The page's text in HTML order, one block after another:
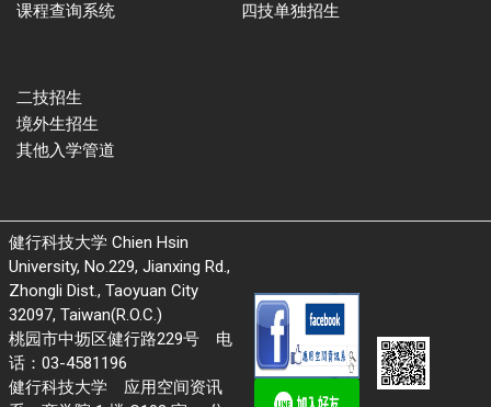
课程查询系统
四技单独招生
二技招生
境外生招生
其他入学管道
健行科技大学 Chien Hsin
University, No.229, Jianxing Rd.,
Zhongli Dist., Taoyuan City
32097, Taiwan(R.O.C.)
桃园市中坜区健行路229号 电
话：03-4581196
健行科技大学 应用空间资讯